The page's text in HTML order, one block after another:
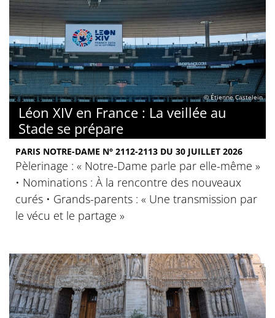
© Étienne Castelein
Léon XIV en France : La veillée au
Stade se prépare
PARIS NOTRE-DAME N° 2112-2113 DU 30 JUILLET 2026
Pèlerinage : « Notre-Dame parle par elle-même »
• Nominations : À la rencontre des nouveaux
curés • Grands-parents : « Une transmission par
le vécu et le partage »